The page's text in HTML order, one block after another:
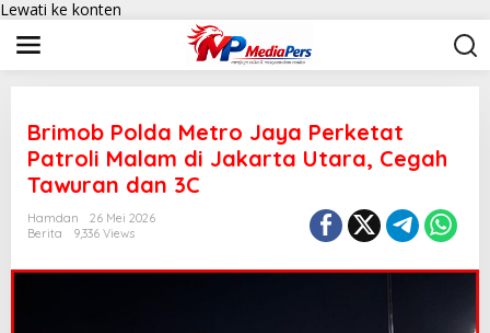
Lewati ke konten
Brimob Polda Metro Jaya Perketat
Patroli Malam di Jakarta Utara, Cegah
Tawuran dan 3C
Hamdan
26 Mei 2026
Berita
9,336 Views